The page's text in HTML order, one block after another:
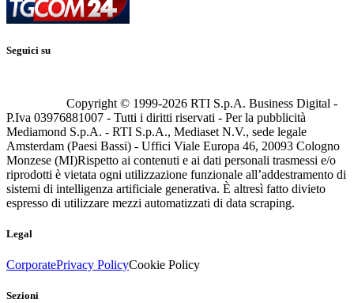
Seguici su
Copyright © 1999-2026 RTI S.p.A. Business Digital -
P.Iva 03976881007 - Tutti i diritti riservati - Per la pubblicità
Mediamond S.p.A. - RTI S.p.A., Mediaset N.V., sede legale
Amsterdam (Paesi Bassi) - Uffici Viale Europa 46, 20093 Cologno
Monzese (MI)Rispetto ai contenuti e ai dati personali trasmessi e/o
riprodotti è vietata ogni utilizzazione funzionale all’addestramento di
sistemi di intelligenza artificiale generativa. È altresì fatto divieto
espresso di utilizzare mezzi automatizzati di data scraping.
Legal
CorporatePrivacy PolicyCookie Policy
Sezioni